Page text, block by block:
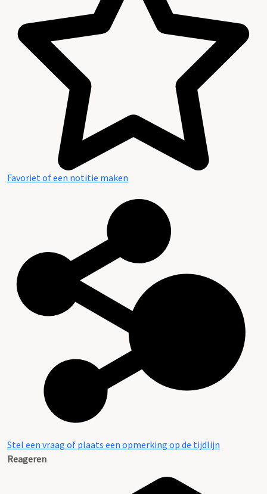
Favoriet of een notitie maken
Stel een vraag of plaats een opmerking op de tijdlijn
Reageren